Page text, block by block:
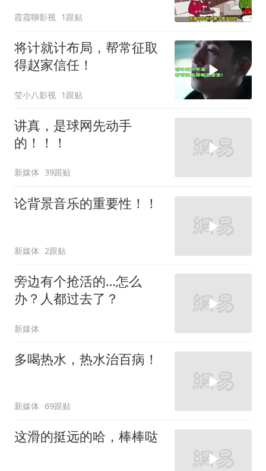
霞霞聊影视 1跟贴
将计就计布局，帮常征取
得赵家信任！
莹小八影视 1跟贴
讲真，是球网先动手
的！！！
新媒体 39跟贴
论背景音乐的重要性！！
新媒体 2跟贴
旁边有个抢活的…怎么
办？人都过去了？
新媒体
多喝热水，热水治百病！
新媒体 69跟贴
这滑的挺远的哈，棒棒哒